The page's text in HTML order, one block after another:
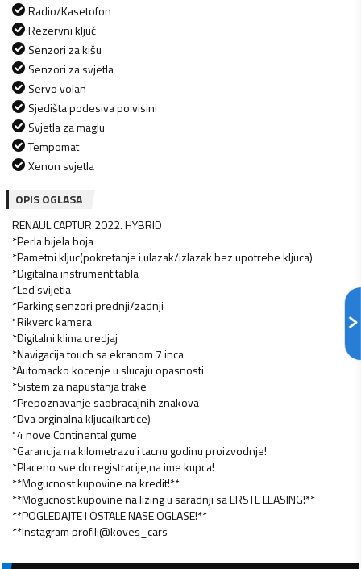
Radio/Kasetofon
Rezervni ključ
Senzori za kišu
Senzori za svjetla
Servo volan
Sjedišta podesiva po visini
Svjetla za maglu
Tempomat
Xenon svjetla
OPIS OGLASA
RENAUL CAPTUR 2022. HYBRID
*Perla bijela boja
*Pametni kljuc(pokretanje i ulazak/izlazak bez upotrebe kljuca)
*Digitalna instrument tabla
*Led svijetla
*Parking senzori prednji/zadnji
*Rikverc kamera
*Digitalni klima uredjaj
*Navigacija touch sa ekranom 7 inca
*Automacko kocenje u slucaju opasnosti
*Sistem za napustanja trake
*Prepoznavanje saobracajnih znakova
*Dva orginalna kljuca(kartice)
*4 nove Continental gume
*Garancija na kilometrazu i tacnu godinu proizvodnje!
*Placeno sve do registracije,na ime kupca!
**Mogucnost kupovine na kredit!**
**Mogucnost kupovine na lizing u saradnji sa ERSTE LEASING!**
**POGLEDAJTE I OSTALE NASE OGLASE!**